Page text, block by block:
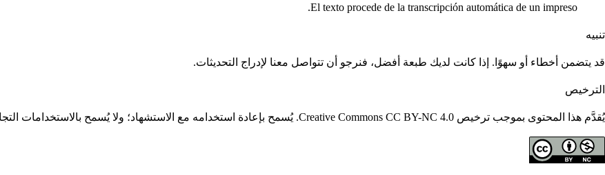
El texto procede de la transcripción automática de un impreso.
تنبيه
قد يتضمن أخطاء أو سهوًا. إذا كانت لديك طبعة أفضل، فنرجو أن تتواصل معنا لإدراج التحديثات.
الترخيص
يُقدَّم هذا المحتوى بموجب ترخيص Creative Commons CC BY-NC 4.0. يُسمح بإعادة استخدامه مع الاستشهاد؛ ولا يُسمح بالاستخدامات التجارية.